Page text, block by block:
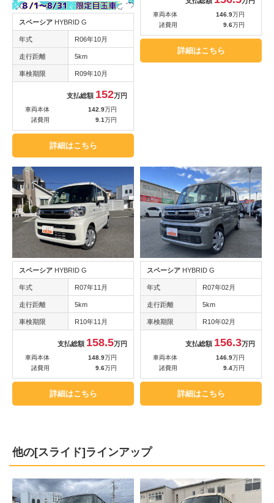
スペーシア HYBRID G
年式 R06年10月
走行距離 5km
車検期限 R09年10月
支払総額 152万円
車両本体 142.9万円
諸費用
9.1万円
詳細はこちら
車両本体 146.9万円
諸費用
9.6万円
詳細はこちら
スペーシア HYBRID G
年式 R07年11月
走行距離 5km
車検期限 R10年11月
支払総額 158.5万円
車両本体 148.9万円
諸費用
9.6万円
詳細はこちら
スペーシア HYBRID G
年式 R07年02月
走行距離 5km
車検期限 R10年02月
支払総額 156.3万円
車両本体 146.9万円
諸費用
9.4万円
詳細はこちら
他の[スライド]ラインアップ